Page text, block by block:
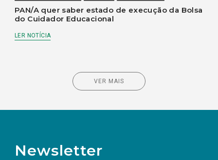
PAN/A quer saber estado de execução da Bolsa
do Cuidador Educacional
LER NOTÍCIA
VER MAIS
Newsletter